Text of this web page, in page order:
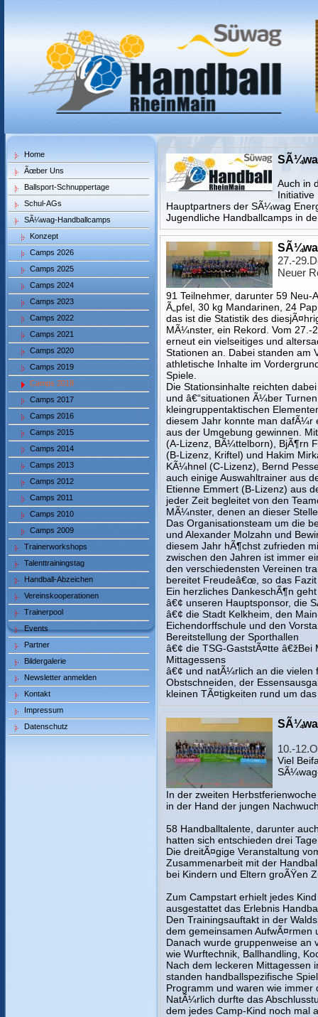
Home
Ãœber Uns
Ballsport-Schnuppertage
Schul-AGs
SÃ¼wag-Handballcamps
Konzept
Camps 2026
Camps 2025
Camps 2024
Camps 2023
Camps 2022
Camps 2021
Camps 2020
Camps 2019
Camps 2018
Camps 2017
Camps 2016
Camps 2015
Camps 2014
Camps 2013
Camps 2012
Camps 2011
Camps 2010
Camps 2009
Trainerworkshops
Talenttrainingstag
Handball-Abzeichen
Vereinskooperationen
Trainerpool
Events
Partner
Bildergalerie
Newsletter anmelden
Kontakt
Impressum
Datenschutz
Auch in
Hauptpartners der SÃ¼wag
Jugendliche Handballcamps in
27.-
Neuer
91 Teilnehmer, darunter 59 Neu-
Ã„pfel, 30 kg Mandarinen, 24
das ist die Statistik des
MÃ¼nster, ein Rekord. Vom 27.-
erneut ein vielseitiges und
Stationen an. Dabei standen am
athletische Inhalte im
Spiele.
Die Stationsinhalte reichten
und â€“situationen Ã¼ber
kleingruppentaktischen
diesem Jahr konnte man dafÃ¼r
aus der Umgebung gewinnen.
(A-Lizenz, BÃ¼ttelborn), BjÃ¶rn
(B-Lizenz, Kriftel) und Hakim
KÃ¼hnel (C-Lizenz), Bernd
auch einige Auswahltrainer aus
Etienne Emmert (B-Lizenz) aus
jeder Zeit begleitet von den
MÃ¼nster, denen an dieser
Das Organisationsteam um die
und Alexander Molzahn und
diesem Jahr hÃ¶chst zufrieden
zwischen den Jahren ist immer
den verschiedensten Vereinen
bereitet Freudeâ€œ, so das
Ein herzliches DankeschÃ¶n
â€¢ unseren Hauptsponsor, die
â€¢ die Stadt Kelkheim, den
Eichendorffschule und den
Bereitstellung der Sporthallen
â€¢ die TSG-GaststÃ¤tte
Mittagessens
â€¢ und natÃ¼rlich an die vielen
Obstschneiden, der
kleinen TÃ¤tigkeiten rund um
10.-
Viel
In der zweiten
in der Hand der jungen
58 Handballtalente, darunter
hatten sich entschieden drei
Die dreitÃ¤gige Veranstaltung
Zusammenarbeit mit der
bei Kindern und Eltern groÃŸen
Zum Campstart erhielt jedes
ausgestattet das Erlebnis
Den Trainingsauftakt in der
dem gemeinsamen AufwÃ¤rmen
Danach wurde gruppenweise an
wie Wurftechnik, Ballhandling,
Nach dem leckeren Mittagessen
standen handballspezifische
Programm und waren wie
NatÃ¼rlich durfte das
dem jedes Camp-Kind noch mal